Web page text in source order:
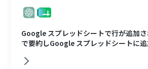
Google スプレッドシートで行が追加
で要約しGoogle スプレッドシートに